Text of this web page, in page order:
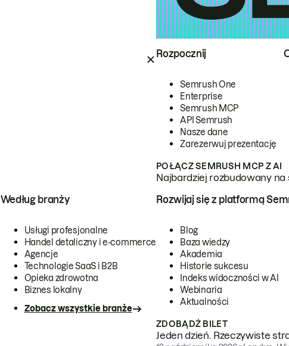
Rozpocznij
Semrush One
Enterprise
Semrush MCP
API Semrush
Nasze dane
Zarezerwuj prezentację
POŁĄCZ SEMRUSH MCP Z AI
Najbardziej rozbudowany
Według branży
Usługi profesjonalne
Handel detaliczny i e-commerce
Agencje
Technologie SaaS i B2B
Opieka zdrowotna
Biznes lokalny
Zobacz wszystkie branże
Rozwijaj się z platformą
Blog
Baza wiedzy
Akademia
Historie sukcesu
Indeks widoczności w AI
Webinaria
Aktualności
ZDOBĄDŹ BILET
Jeden dzień. Rzeczywiste